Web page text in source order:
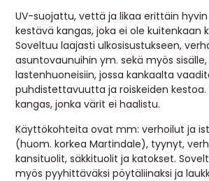
USEIN KYSYTTYÄ
OTA YHTEYTTÄ
UV-suojattu, vettä ja likaa erittäin
kestävä kangas, joka ei ole kuitenkaan
Soveltuu laajasti ulkosisustukseen,
asuntovaunuihin ym. sekä myös sisälle,
lastenhuoneisiin, jossa kankaalta
puhdistettavuutta ja roiskeiden
kangas, jonka värit ei haalistu.
Käyttökohteita ovat mm: verhoilut ja
(huom. korkea Martindale), tyynyt,
kansituolit, säkkituolit ja katokset.
myös pyyhittäväksi pöytäliinaksi ja